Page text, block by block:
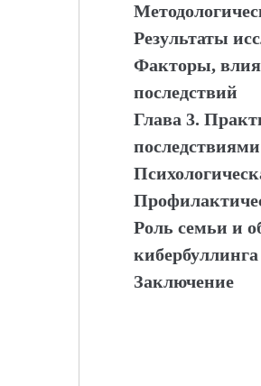
Результаты
Факторы,
последствий
Глава 3.
Роль семьи и
кибербуллинга
Заключение